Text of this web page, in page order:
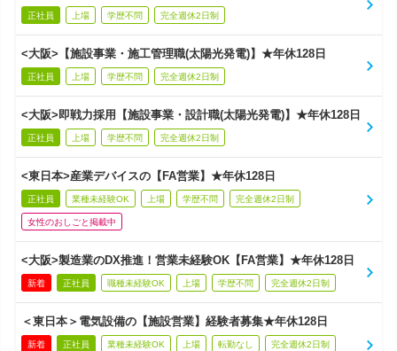
正社員 上場 学歴不問 完全週休2日制
<大阪>【施設事業・施工管理職(太陽光発電)】★年休128日
正社員 上場 学歴不問 完全週休2日制
<大阪>即戦力採用【施設事業・設計職(太陽光発電)】★年休128日
正社員 上場 学歴不問 完全週休2日制
<東日本>産業デバイスの【FA営業】★年休128日
正社員 業種未経験OK 上場 学歴不問 完全週休2日制
女性のおしごと掲載中
<大阪>製造業のDX推進！営業未経験OK【FA営業】★年休128日
新着 正社員 職種未経験OK 上場 学歴不問 完全週休2日制
＜東日本＞電気設備の【施設営業】経験者募集★年休128日
新着 正社員 業種未経験OK 上場 転勤なし 完全週休2日制